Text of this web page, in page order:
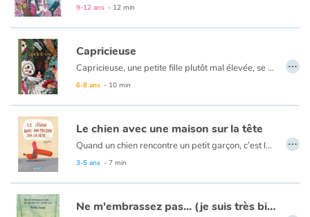
Catalogue anglais
Contraste +
Aide
Accueil
Famille
9-12 ans - 12 min
Capricieuse
Capricieuse, une petite fille plutôt mal élevée, se retrouve parachutée dans le monde des animaux et autres insectes de la forêt. Enfant autoritaire et impatiente, elle va devoir ralentir la cadence à cause d’une blessure au pied et se déplacer à dos de tortue. Ce rythme modéré va l’amener à observer davantage tout ce qui l’entoure… c’est le début de bien des aventures !
6-8 ans - 10 min
…
Le chien avec une maison sur la tête
Quand un chien rencontre un petit garçon, c’est le début d’une belle amitié.
3-5 ans - 7 min
…
Ne m'embrassez pas... (je suis très bien comme ça !)